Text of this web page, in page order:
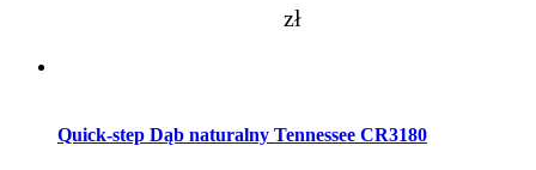
zł
Quick-step Dąb naturalny Tennessee CR3180